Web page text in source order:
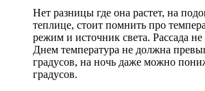
Нет разницы где она растет, на
теплице, стоит помнить про
режим и источник света. Рассада
Днем температура не должна
градусов, на ночь даже можно
градусов.